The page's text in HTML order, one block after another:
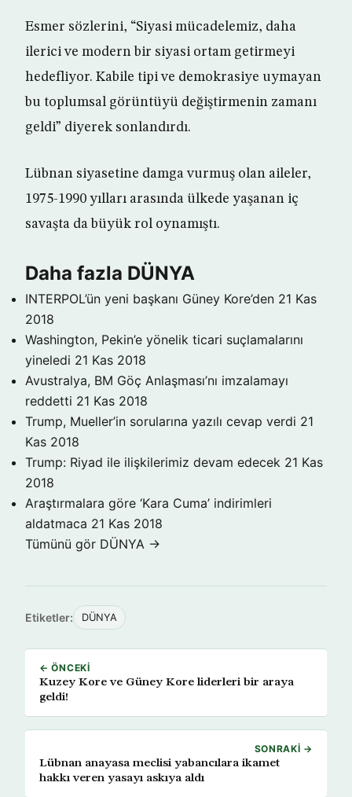
Esmer sözlerini, “Siyasi mücadelemiz, daha
ilerici ve modern bir siyasi ortam getirmeyi
hedefliyor. Kabile tipi ve demokrasiye uymayan
bu toplumsal görüntüyü değiştirmenin zamanı
geldi” diyerek sonlandırdı.
Lübnan siyasetine damga vurmuş olan aileler,
1975-1990 yılları arasında ülkede yaşanan iç
savaşta da büyük rol oynamıştı.
Daha fazla DÜNYA
INTERPOL’ün yeni başkanı Güney Kore’den 21 Kas
2018
Washington, Pekin’e yönelik ticari suçlamalarını
yineledi 21 Kas 2018
Avustralya, BM Göç Anlaşması’nı imzalamayı
reddetti 21 Kas 2018
Trump, Mueller’in sorularına yazılı cevap verdi 21
Kas 2018
Trump: Riyad ile ilişkilerimiz devam edecek 21 Kas
2018
Araştırmalara göre ‘Kara Cuma’ indirimleri
aldatmaca 21 Kas 2018
Tümünü gör DÜNYA →
Etiketler: DÜNYA
← ÖNCEKI
Kuzey Kore ve Güney Kore liderleri bir araya
geldi!
SONRAKI →
Lübnan anayasa meclisi yabancılara ikamet
hakkı veren yasayı askıya aldı